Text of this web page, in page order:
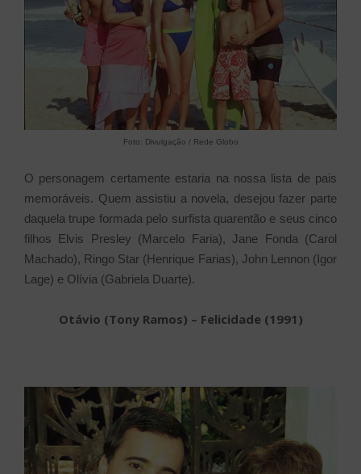
Foto: Divulgação / Rede Globo
O personagem certamente estaria na nossa lista de pais
memoráveis. Quem assistiu a novela, desejou fazer parte
daquela trupe formada pelo surfista quarentão e seus cinco
filhos Elvis Presley (Marcelo Faria), Jane Fonda (Carol
Machado), Ringo Star (Henrique Farias), John Lennon (Igor
Lage) e Olívia (Gabriela Duarte).
Otávio (Tony Ramos) – Felicidade (1991)